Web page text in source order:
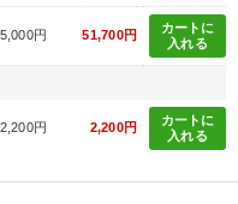
円 51,700円
カートに
入れる
2,200円 2,200円
カートに
入れる